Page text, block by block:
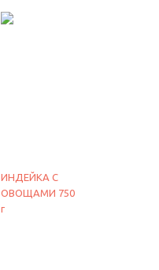
ИНДЕЙКА С
ОВОЩАМИ 750
г